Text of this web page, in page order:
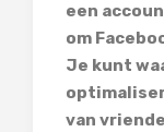
een
om
Je kunt
van